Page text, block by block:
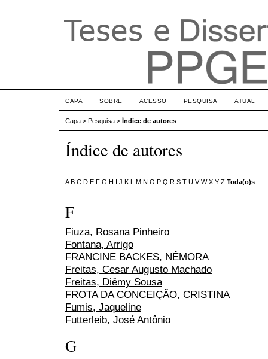
CAPA SOBRE ACESSO PESQUISA ATUAL
Capa > Pesquisa > Índice de autores
Índice de autores
A B C D E F G H I J K L M N O P Q R S T U V W X Y Z Toda(o)s
F
Fiuza, Rosana Pinheiro
Fontana, Arrigo
FRANCINE BACKES, NÊMORA
Freitas, Cesar Augusto Machado
Freitas, Diêmy Sousa
FROTA DA CONCEIÇÃO, CRISTINA
Fumis, Jaqueline
Futterleib, José Antônio
G